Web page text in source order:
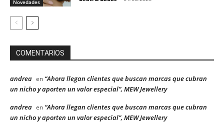
Novedades
COMENTARIOS
andrea en “Ahora llegan clientes que buscan marcas que cubran
un nicho y aporten un valor especial”, MEW Jewellery
andrea en “Ahora llegan clientes que buscan marcas que cubran
un nicho y aporten un valor especial”, MEW Jewellery